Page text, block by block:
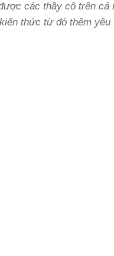
các thầy cô trên
thức từ đó thêm